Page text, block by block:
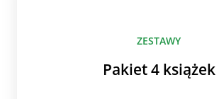
ZESTAWY
Pakiet 4 książek